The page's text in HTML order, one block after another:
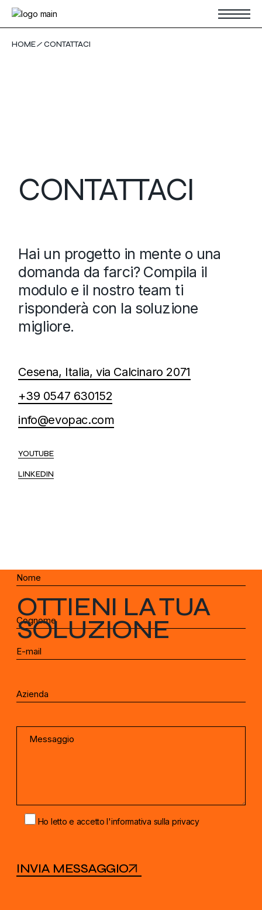
HOME CONTATTACI
CONTATTACI
Hai un progetto in mente o una
domanda da farci? Compila il
modulo e il nostro team ti
risponderà con la soluzione
migliore.
Cesena, Italia, via Calcinaro 2071
+39 0547 630152
info@evopac.com
YOUTUBE
LINKEDIN
OTTIENI LA TUA
SOLUZIONE
Ho letto e accettol'informativa sulla privacy
INVIA MESSAGGIO